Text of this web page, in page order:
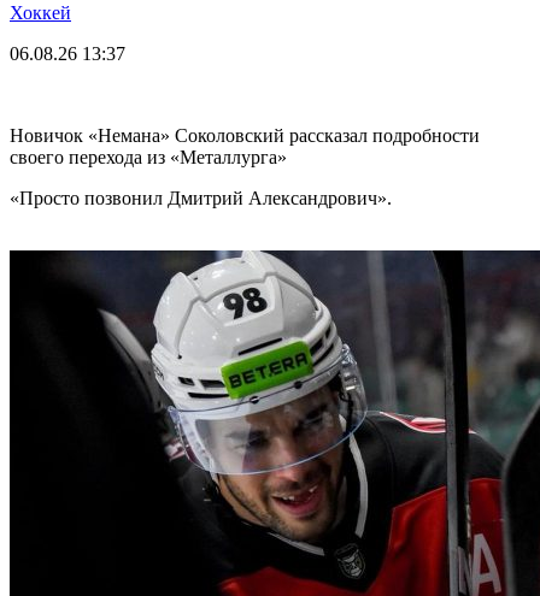
Хоккей
06.08.26 13:37
Новичок «Немана» Соколовский рассказал подробности
своего перехода из «Металлурга»
«Просто позвонил Дмитрий Александрович».